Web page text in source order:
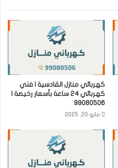
كهربائي منازل القادسية | فني
كهربائي 24 ساعة بأسعار رخيصة |
99080506
مايو 20, 2025